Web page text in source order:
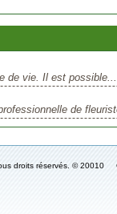
de vie. Il est possible...
de
droits réservés. ©